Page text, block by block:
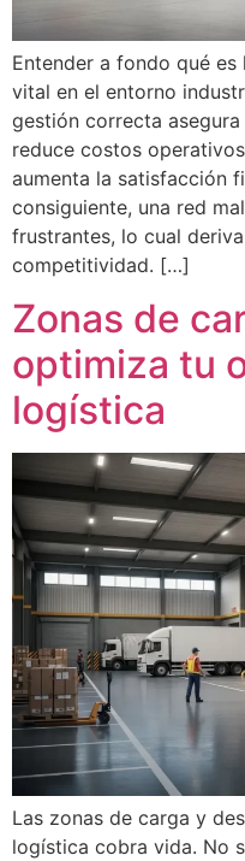
Entender a fondo qué
vital en el entorno
gestión correcta
reduce costos
aumenta la satisfacción
consiguiente, una red
frustrantes, lo cual
competitividad. […]
Zonas de
optimiza tu
logística
Las zonas de carga y
logística cobra vida. No